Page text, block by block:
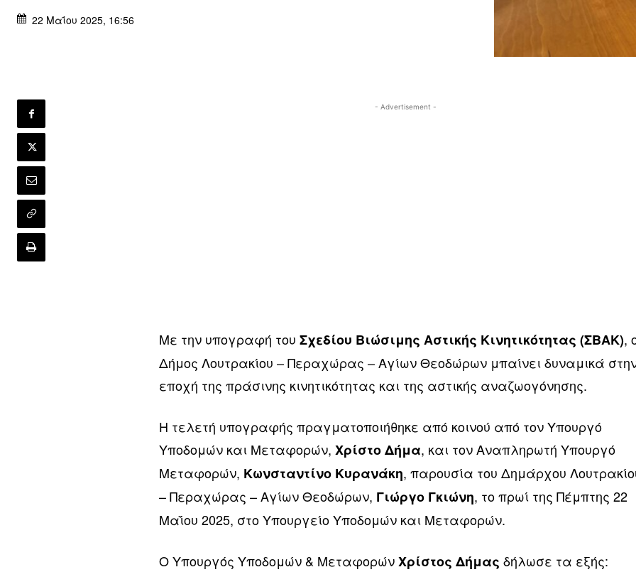
22 Μαΐου 2025, 16:56
- Advertisement -
Με την υπογραφή τουΣχεδίου Βιώσιμης Αστικής Κινητικότητας (ΣΒΑΚ),
Δήμος Λουτρακίου – Περαχώρας – Αγίων Θεοδώρων μπαίνει δυναμικά
εποχή της πράσινης κινητικότητας και της αστικής αναζωογόνησης.
Η τελετή υπογραφής πραγματοποιήθηκε από κοινού από τον Υπουργό
Υποδομών και Μεταφορών,Χρίστο Δήμα, και τον Αναπληρωτή Υπουργό
Μεταφορών, Κωνσταντίνο Κυρανάκη, παρουσία του Δημάρχου
– Περαχώρας – Αγίων Θεοδώρων, Γιώργο Γκιώνη, το πρωί της Πέμπτης 22
Μαΐου 2025, στο Υπουργείο Υποδομών και Μεταφορών.
Ο Υπουργός Υποδομών & ΜεταφορώνΧρίστος Δήμαςδήλωσε τα εξής: